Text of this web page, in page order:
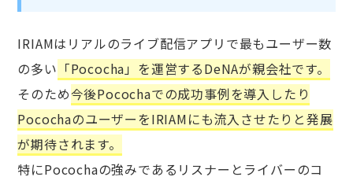
IRIAMはリアルのライブ配信アプリで最もユーザー数
の多い 「Pococha」を運営するDeNAが親会社です。
そのため今後Pocochaでの成功事例を導入したり
PocochaのユーザーをIRIAMにも流入させたりと発展
が期待されます。
特にPocochaの強みであるリスナーとライバーのコ